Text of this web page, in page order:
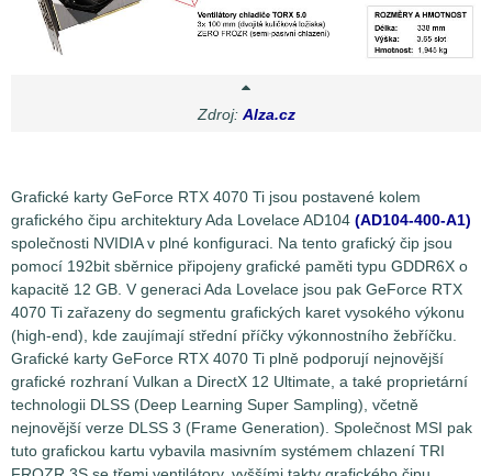
Zdroj: Alza.cz
Grafické karty GeForce RTX 4070 Ti jsou postavené kolem
grafického čipu architektury Ada Lovelace AD104 (AD104-400-A1)
společnosti NVIDIA v plné konfiguraci. Na tento grafický čip jsou
pomocí 192bit sběrnice připojeny grafické paměti typu GDDR6X o
kapacitě 12 GB. V generaci Ada Lovelace jsou pak GeForce RTX
4070 Ti zařazeny do segmentu grafických karet vysokého výkonu
(high-end), kde zaujímají střední příčky výkonnostního žebříčku.
Grafické karty GeForce RTX 4070 Ti plně podporují nejnovější
grafické rozhraní Vulkan a DirectX 12 Ultimate, a také proprietární
technologii DLSS (Deep Learning Super Sampling), včetně
nejnovější verze DLSS 3 (Frame Generation). Společnost MSI pak
tuto grafickou kartu vybavila masivním systémem chlazení TRI